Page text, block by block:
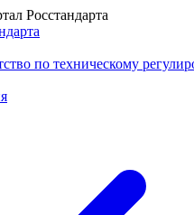
Росстандарта
по техническому